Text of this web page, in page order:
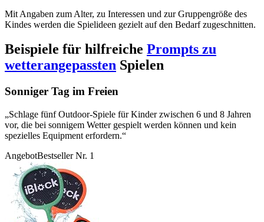
Mit Angaben zum Alter, zu Interessen und zur Gruppengröße des
Kindes werden die Spielideen gezielt auf den Bedarf zugeschnitten.
Beispiele für hilfreiche Prompts zu
wetterangepassten Spielen
Sonniger Tag im Freien
„Schlage fünf Outdoor-Spiele für Kinder zwischen 6 und 8 Jahren
vor, die bei sonnigem Wetter gespielt werden können und kein
spezielles Equipment erfordern.“
AngebotBestseller Nr. 1